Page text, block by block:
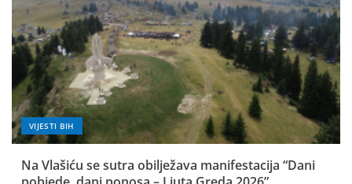
VIJESTI BIH
Na Vlašiću se sutra obilježava manifestacija “Dani